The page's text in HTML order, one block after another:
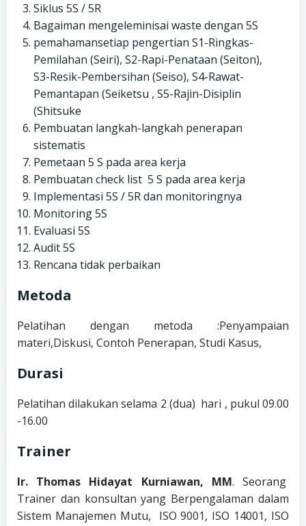
Siklus 5S / 5R
Bagaiman mengeleminisai waste dengan 5S
pemahamansetiap pengertian S1-Ringkas-
Pemilahan (Seiri), S2-Rapi-Penataan (Seiton),
S3-Resik-Pembersihan (Seiso), S4-Rawat-
Pemantapan (Seiketsu , S5-Rajin-Disiplin
(Shitsuke
Pembuatan langkah-langkah penerapan
sistematis
Pemetaan 5 S pada area kerja
Pembuatan check list 5 S pada area kerja
Implementasi 5S / 5R dan monitoringnya
Monitoring 5S
Evaluasi 5S
Audit 5S
Rencana tidak perbaikan
Metoda
Pelatihan dengan metoda :Penyampaian
materi,Diskusi, Contoh Penerapan, Studi Kasus,
Durasi
Pelatihan dilakukan selama 2 (dua) hari , pukul 09.00
-16.00
Trainer
Ir. Thomas Hidayat Kurniawan, MM. Seorang
Trainer dan konsultan yang Berpengalaman dalam
Sistem Manajemen Mutu, ISO 9001, ISO 14001, ISO